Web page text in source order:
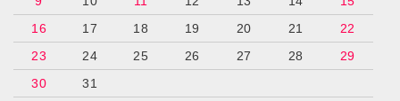
16
17 18 19 20 21
22
23
24 25 26 27 28
29
30
31